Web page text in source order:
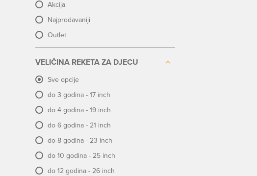
Akcija
Najprodavaniji
Outlet
VELIČINA REKETA ZA DJECU
Sve opcije
do 3 godina - 17 inch
do 4 godina - 19 inch
do 6 godina - 21 inch
do 8 godina - 23 inch
do 10 godina - 25 inch
do 12 godina - 26 inch